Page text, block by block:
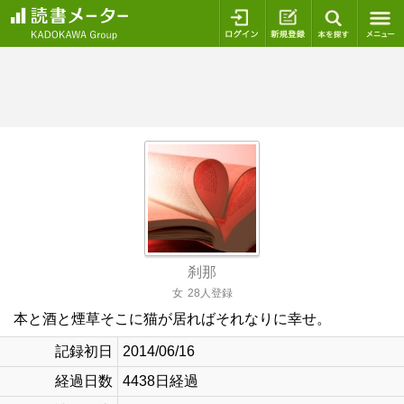
ログイン 新規登録
刹那
女 28人登録
本と酒と煙草そこに猫が居ればそれなりに幸せ。
記録初日
2014/06/16
経過日数
4438日経過